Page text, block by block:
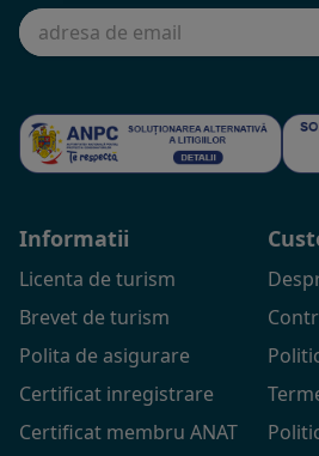
Informatii
Licenta de turism
Brevet de turism
Polita de asigurare
Certificat inregistrare
Certificat membru ANAT